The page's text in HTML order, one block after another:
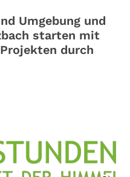
Umgebung und
starten mit
durch